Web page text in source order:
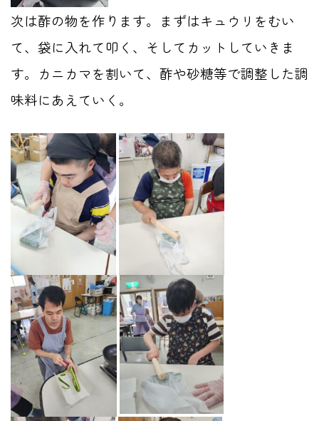
次は酢の物を作ります。まずはキュウリをむい
て、袋に入れて叩く、そしてカットしていきま
す。カニカマを割いて、酢や砂糖等で調整した調
味料にあえていく。